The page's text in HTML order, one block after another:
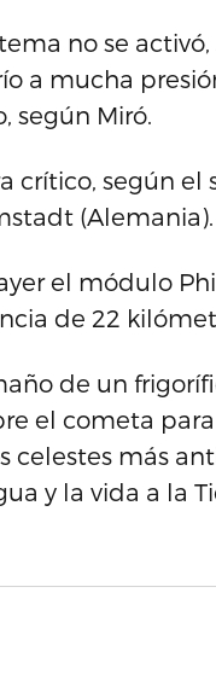
no se
a mucha
según Miró.
crítico, según
(Alemania).
el módulo
de 22
de un
el cometa
celestes más
y la vida a la